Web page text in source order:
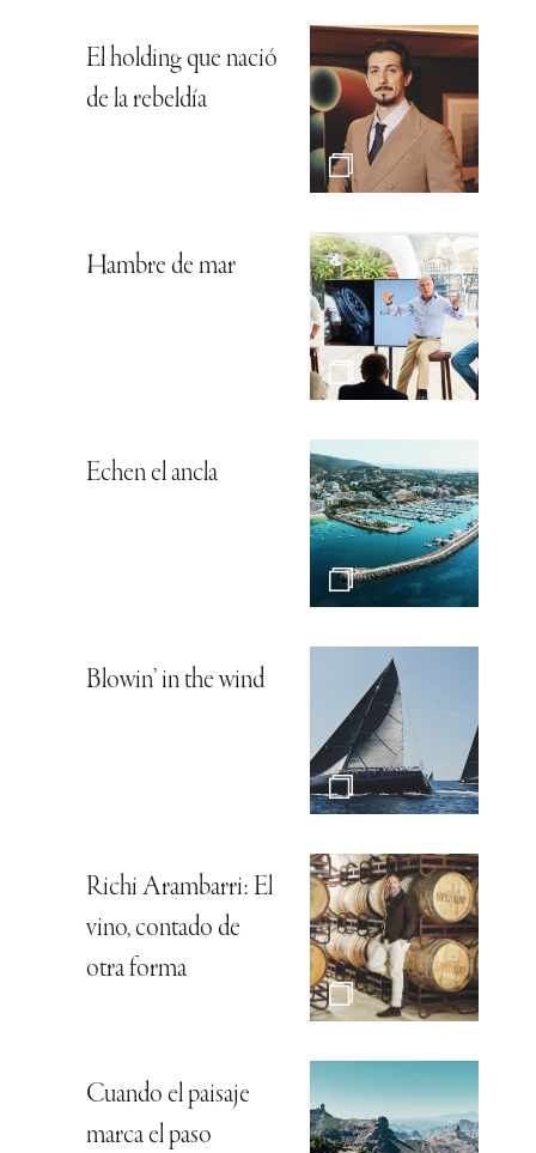
El holding que nació
de la rebeldía
Hambre de mar
Echen el ancla
Blowin’ in the wind
Richi Arambarri: El
vino, contado de
otra forma
Cuando el paisaje
marca el paso